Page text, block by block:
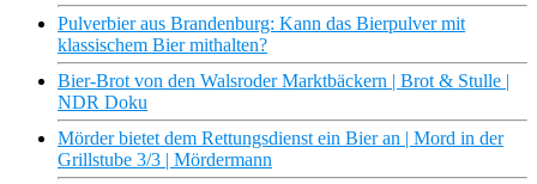
Pulverbier aus Brandenburg: Kann das Bierpulver mit
klassischem Bier mithalten?
Bier-Brot von den Walsroder Marktbäckern | Brot & Stulle |
NDR Doku
Mörder bietet dem Rettungsdienst ein Bier an | Mord in der
Grillstube 3/3 | Mördermann